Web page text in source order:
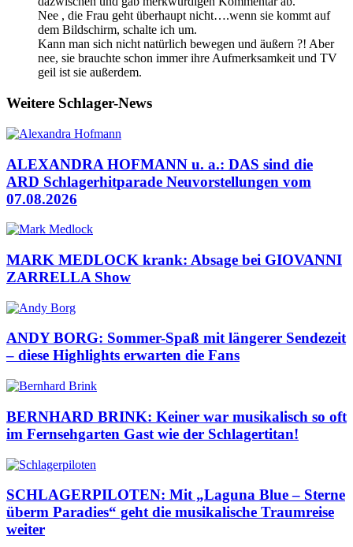
Nee , die Frau geht überhaupt nicht….wenn sie kommt auf
dem Bildschirm, schalte ich um.
Kann man sich nicht natürlich bewegen und äußern ?! Aber
nee, sie brauchte schon immer ihre Aufmerksamkeit und TV
geil ist sie außerdem.
Weitere Schlager-News
ALEXANDRA HOFMANN u. a.: DAS sind die
ARD Schlagerhitparade Neuvorstellungen vom
07.08.2026
MARK MEDLOCK krank: Absage bei GIOVANNI
ZARRELLA Show
ANDY BORG: Sommer-Spaß mit längerer Sendezeit
– diese Highlights erwarten die Fans
BERNHARD BRINK: Keiner war musikalisch so oft
im Fernsehgarten Gast wie der Schlagertitan!
SCHLAGERPILOTEN: Mit „Laguna Blue – Sterne
überm Paradies“ geht die musikalische Traumreise
weiter